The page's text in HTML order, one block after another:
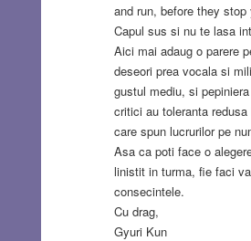
and run, before they stop
Capul sus si nu te lasa
Aici mai adaug o parere
deseori prea vocala si
gustul mediu, si
critici au toleranta
care spun lucrurilor pe
Asa ca poti face o
linistit in turma, fie faci
consecintele.
Cu drag,
Gyuri Kun